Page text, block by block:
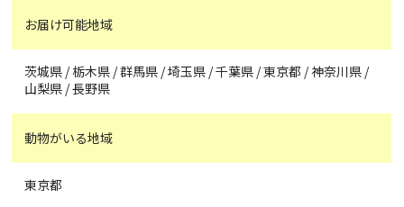
お届け可能地域
茨城県 / 栃木県 / 群馬県 / 埼玉県 / 千葉県 / 東京都 / 神奈川県 /
山梨県 / 長野県
動物がいる地域
東京都